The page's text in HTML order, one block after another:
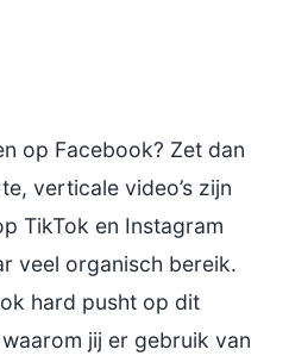
op Facebook? Zet dan
verticale video’s zijn
TikTok en Instagram
veel organisch bereik.
hard pusht op dit
jij er gebruik van